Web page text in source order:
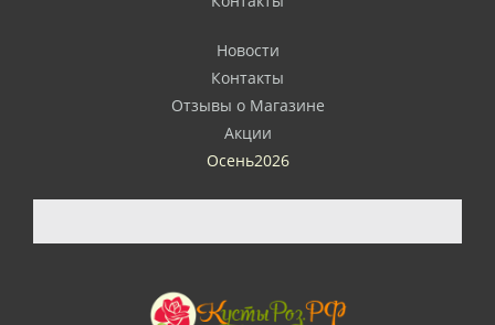
Новости
Контакты
Отзывы о Магазине
Акции
Осень2026